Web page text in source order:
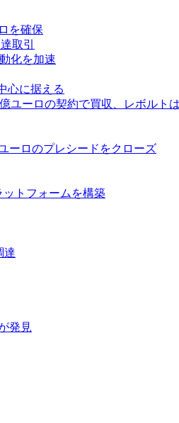
を確保
取引
化を加速
心に据える
ユーロの契約で買収、レボルト
ーロのプレシードをクローズ
ットフォームを構築
達
発見